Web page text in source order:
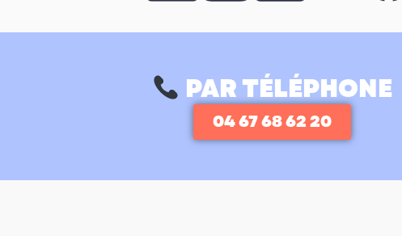
PAR TÉLÉPHONE
04 67 68 62 20